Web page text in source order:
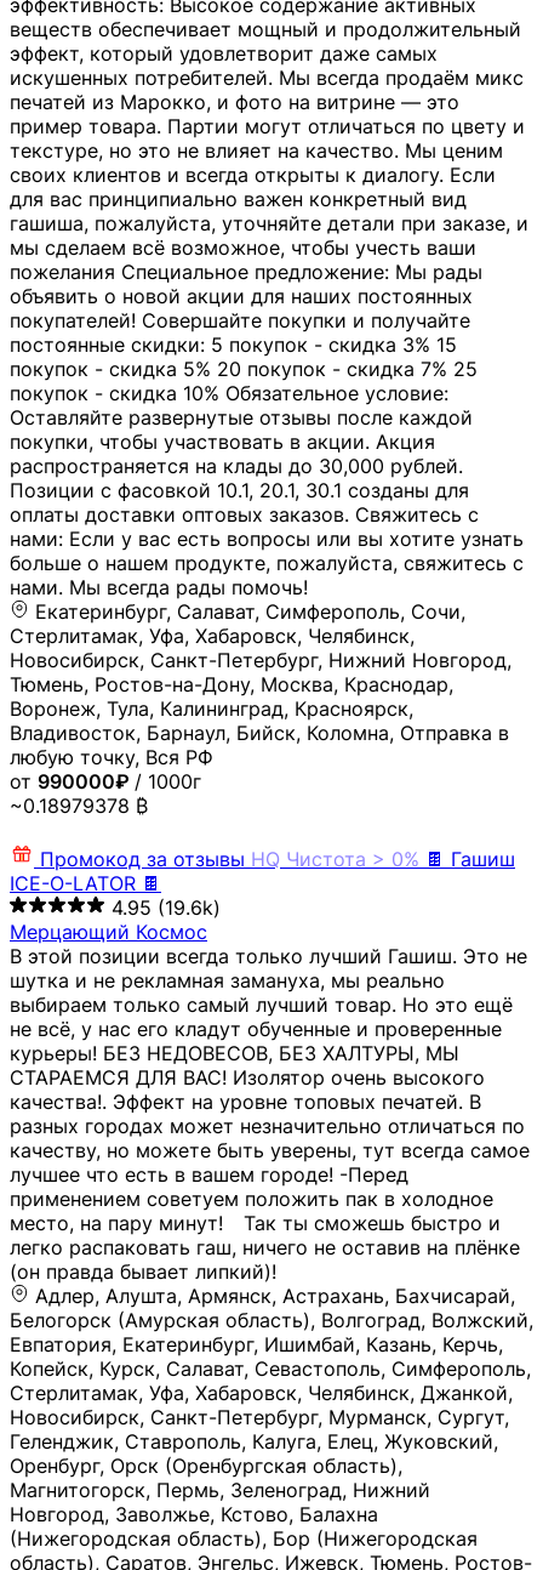
эффективность: Высокое содержание активных
веществ обеспечивает мощный и продолжительный
эффект, который удовлетворит даже самых
искушенных потребителей. Мы всегда продаём микс
печатей из Марокко, и фото на витрине — это
пример товара. Партии могут отличаться по цвету и
текстуре, но это не влияет на качество. Мы ценим
своих клиентов и всегда открыты к диалогу. Если
для вас принципиально важен конкретный вид
гашиша, пожалуйста, уточняйте детали при заказе, и
мы сделаем всё возможное, чтобы учесть ваши
пожелания Специальное предложение: Мы рады
объявить о новой акции для наших постоянных
покупателей! Совершайте покупки и получайте
постоянные скидки: 5 покупок - скидка 3% 15
покупок - скидка 5% 20 покупок - скидка 7% 25
покупок - скидка 10% Обязательное условие:
Оставляйте развернутые отзывы после каждой
покупки, чтобы участвовать в акции. Акция
распространяется на клады до 30,000 рублей.
Позиции с фасовкой 10.1, 20.1, 30.1 созданы для
оплаты доставки оптовых заказов. Свяжитесь с
нами: Если у вас есть вопросы или вы хотите узнать
больше о нашем продукте, пожалуйста, свяжитесь с
нами. Мы всегда рады помочь!
Екатеринбург, Салават, Симферополь, Сочи,
Стерлитамак, Уфа, Хабаровск, Челябинск,
Новосибирск, Санкт-Петербург, Нижний Новгород,
Тюмень, Ростов-на-Дону, Москва, Краснодар,
Воронеж, Тула, Калининград, Красноярск,
Владивосток, Барнаул, Бийск, Коломна, Отправка в
любую точку, Вся РФ
от 990000₽ / 1000г
~0.18979378 ₿
Промокод за отзывы HQ Чистота > 0% 🍫 Гашиш
ICE-O-LATOR 🍫
4.95 (19.6k)
Мерцающий Космос
В этой позиции всегда только лучший Гашиш. Это не
шутка и не рекламная замануха, мы реально
выбираем только самый лучший товар. Но это ещё
не всё, у нас его кладут обученные и проверенные
курьеры! БЕЗ НЕДОВЕСОВ, БЕЗ ХАЛТУРЫ, МЫ
СТАРАЕМСЯ ДЛЯ ВАС! Изолятор очень высокого
качества!. Эффект на уровне топовых печатей. В
разных городах может незначительно отличаться по
качеству, но можете быть уверены, тут всегда самое
лучшее что есть в вашем городе! -Перед
применением советуем положить пак в холодное
место, на пару минут!⠀ Так ты сможешь быстро и
легко распаковать гаш, ничего не оставив на плёнке
(он правда бывает липкий)!
Адлер, Алушта, Армянск, Астрахань, Бахчисарай,
Белогорск (Амурская область), Волгоград, Волжский,
Евпатория, Екатеринбург, Ишимбай, Казань, Керчь,
Копейск, Курск, Салават, Севастополь, Симферополь,
Стерлитамак, Уфа, Хабаровск, Челябинск, Джанкой,
Новосибирск, Санкт-Петербург, Мурманск, Сургут,
Геленджик, Ставрополь, Калуга, Елец, Жуковский,
Оренбург, Орск (Оренбургская область),
Магнитогорск, Пермь, Зеленоград, Нижний
Новгород, Заволжье, Кстово, Балахна
(Нижегородская область), Бор (Нижегородская
область), Саратов, Энгельс, Ижевск, Тюмень, Ростов-